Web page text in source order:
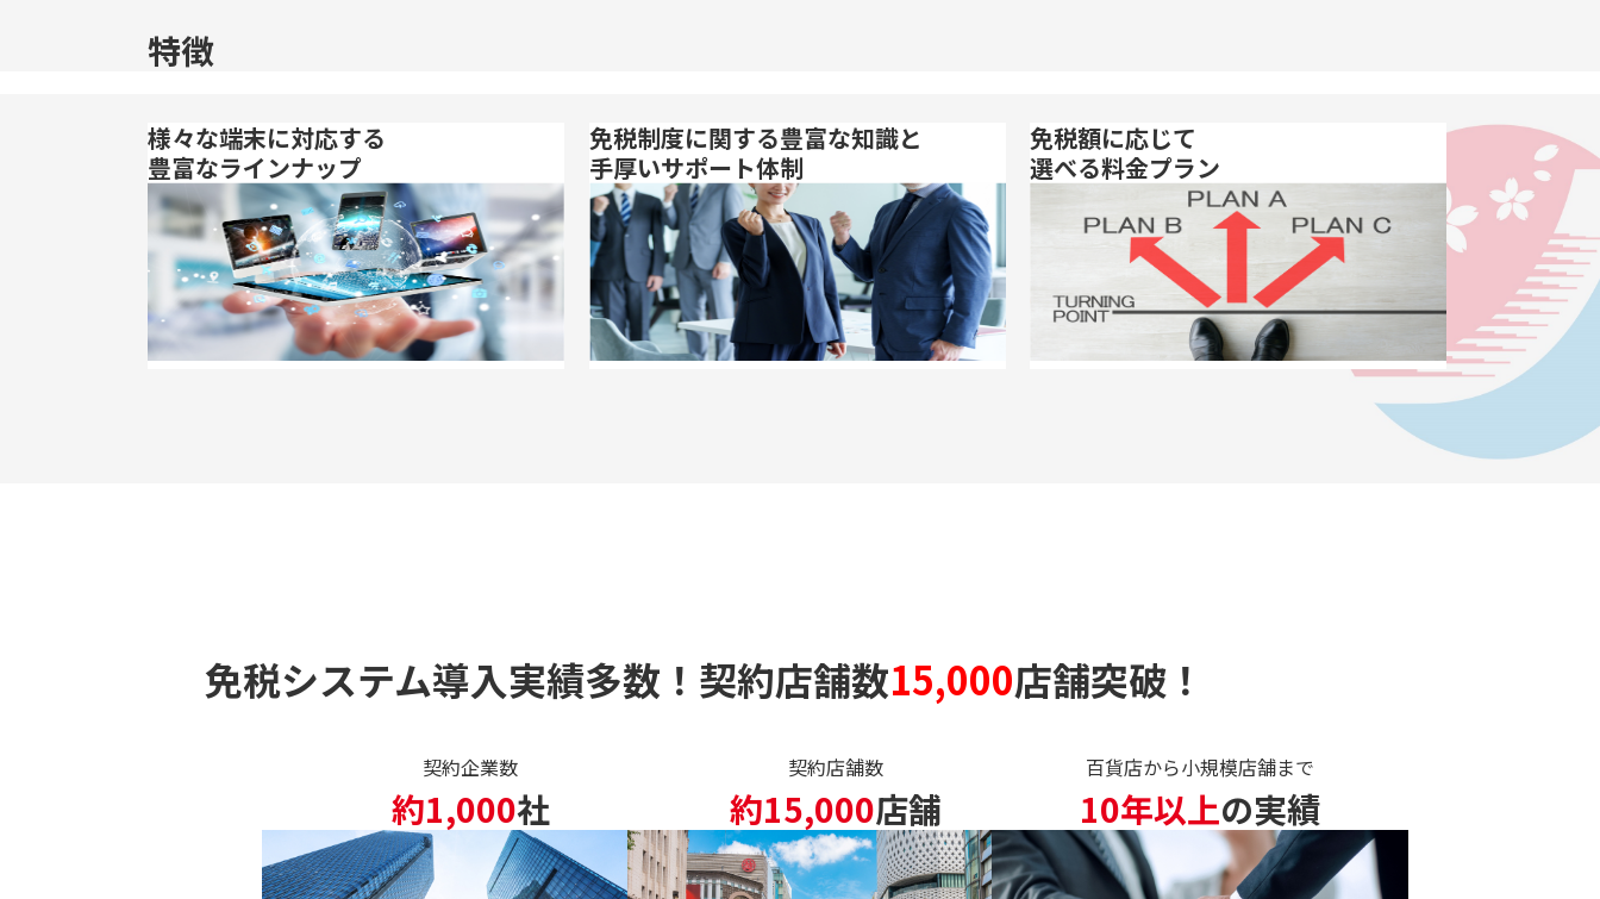
特徴
様々な端末に対応する
豊富なラインナップ
免税制度に関する豊富な知識と
手厚いサポート体制
免税額に応じて
選べる料金プラン
免税システム導入実績多数！契約店舗数15,000店舗突破！
契約企業数
約1,000社
契約店舗数
約15,000店舗
百貨店から小規模店舗まで
10年以上の実績